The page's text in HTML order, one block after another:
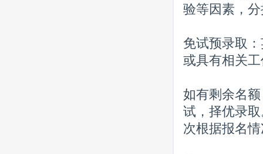
验等因素，
免试预录取
或具有相关
如有剩余名
试，择优录
次根据报名